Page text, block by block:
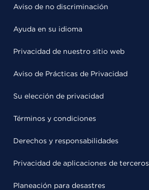
Aviso de no discriminación
Ayuda en su idioma
Privacidad de nuestro sitio web
Aviso de Prácticas de Privacidad
Su elección de privacidad
Términos y condiciones
Derechos y responsabilidades
Privacidad de aplicaciones de terceros
Planeación para desastres